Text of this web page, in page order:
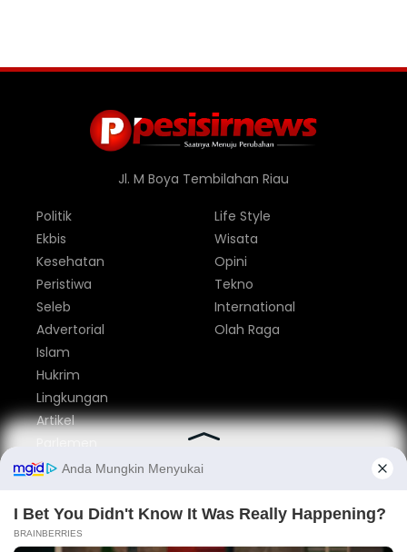
Jl. M Boya Tembilahan Riau
Politik
Ekbis
Kesehatan
Peristiwa
Seleb
Advertorial
Life Style
Wisata
Opini
Tekno
International
Olah Raga
Islam
Hukrim
Lingkungan
Artikel
Nasional
Tentang Kami